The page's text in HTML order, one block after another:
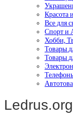
Красота
Все для
Спорт и
Хобби,
Товары
Товары